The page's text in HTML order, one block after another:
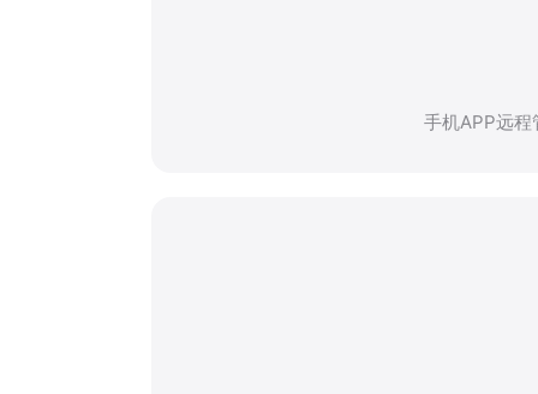
手机APP远程